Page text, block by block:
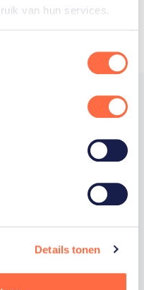
van hun services.
Details tonen
van
wereld maken.